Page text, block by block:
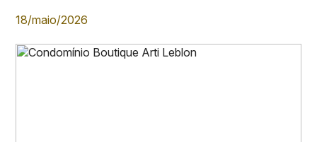
18/maio/2026